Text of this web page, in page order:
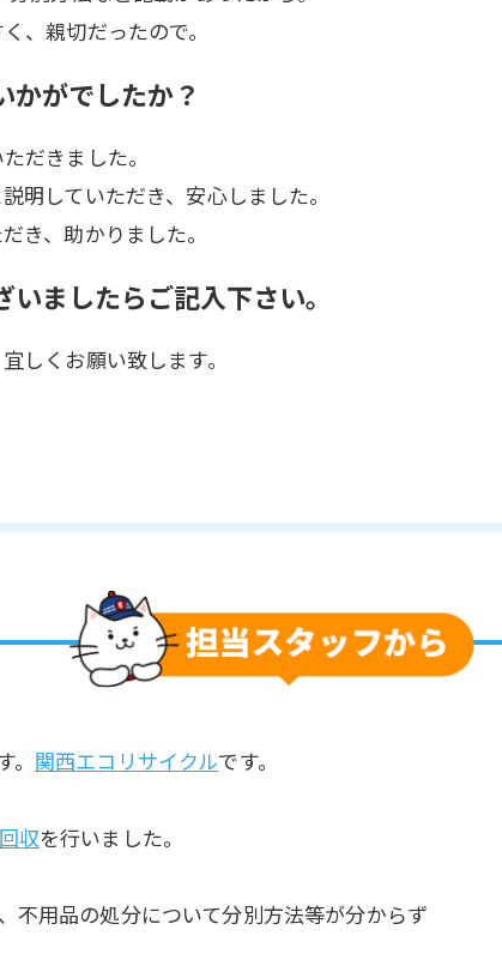
、親切だったので。
かがでしたか？
だきました。
明していただき、安心しました。
き、助かりました。
ましたらご記入下さい。
しくお願い致します。
関西エコリサイクルです。
収を行いました。
不用品の処分について分別方法等が分からず